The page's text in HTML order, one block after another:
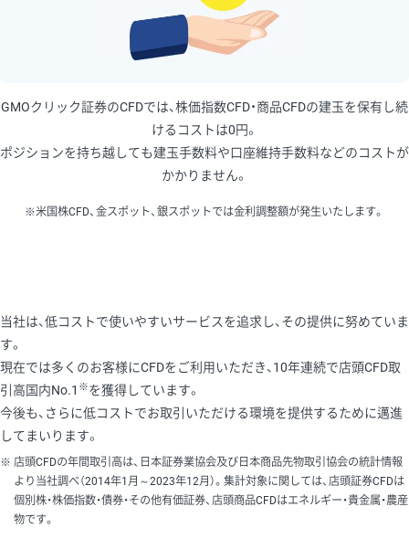
GMOクリック証券のCFDでは、株価指数CFD・商品CFDの建玉を保有し続
けるコストは0円。
ポジションを持ち越しても建玉手数料や口座維持手数料などのコストが
かかりません。
※米国株CFD、金スポット、銀スポットでは金利調整額が発生いたします。
当社は、低コストで使いやすいサービスを追求し、その提供に努めていま
す。
現在では多くのお客様にCFDをご利用いただき、10年連続で店頭CFD取
引高国内No.1 ※を獲得しています。
今後も、さらに低コストでお取引いただける環境を提供するために邁進
してまいります。
店頭CFDの年間取引高は、日本証券業協会及び日本商品先物取引協会の統計情報
より当社調べ（2014年1月～2023年12月）。集計対象に関しては、店頭証券CFDは
個別株・株価指数・債券・その他有価証券、店頭商品CFDはエネルギー・貴金属・農産
物です。